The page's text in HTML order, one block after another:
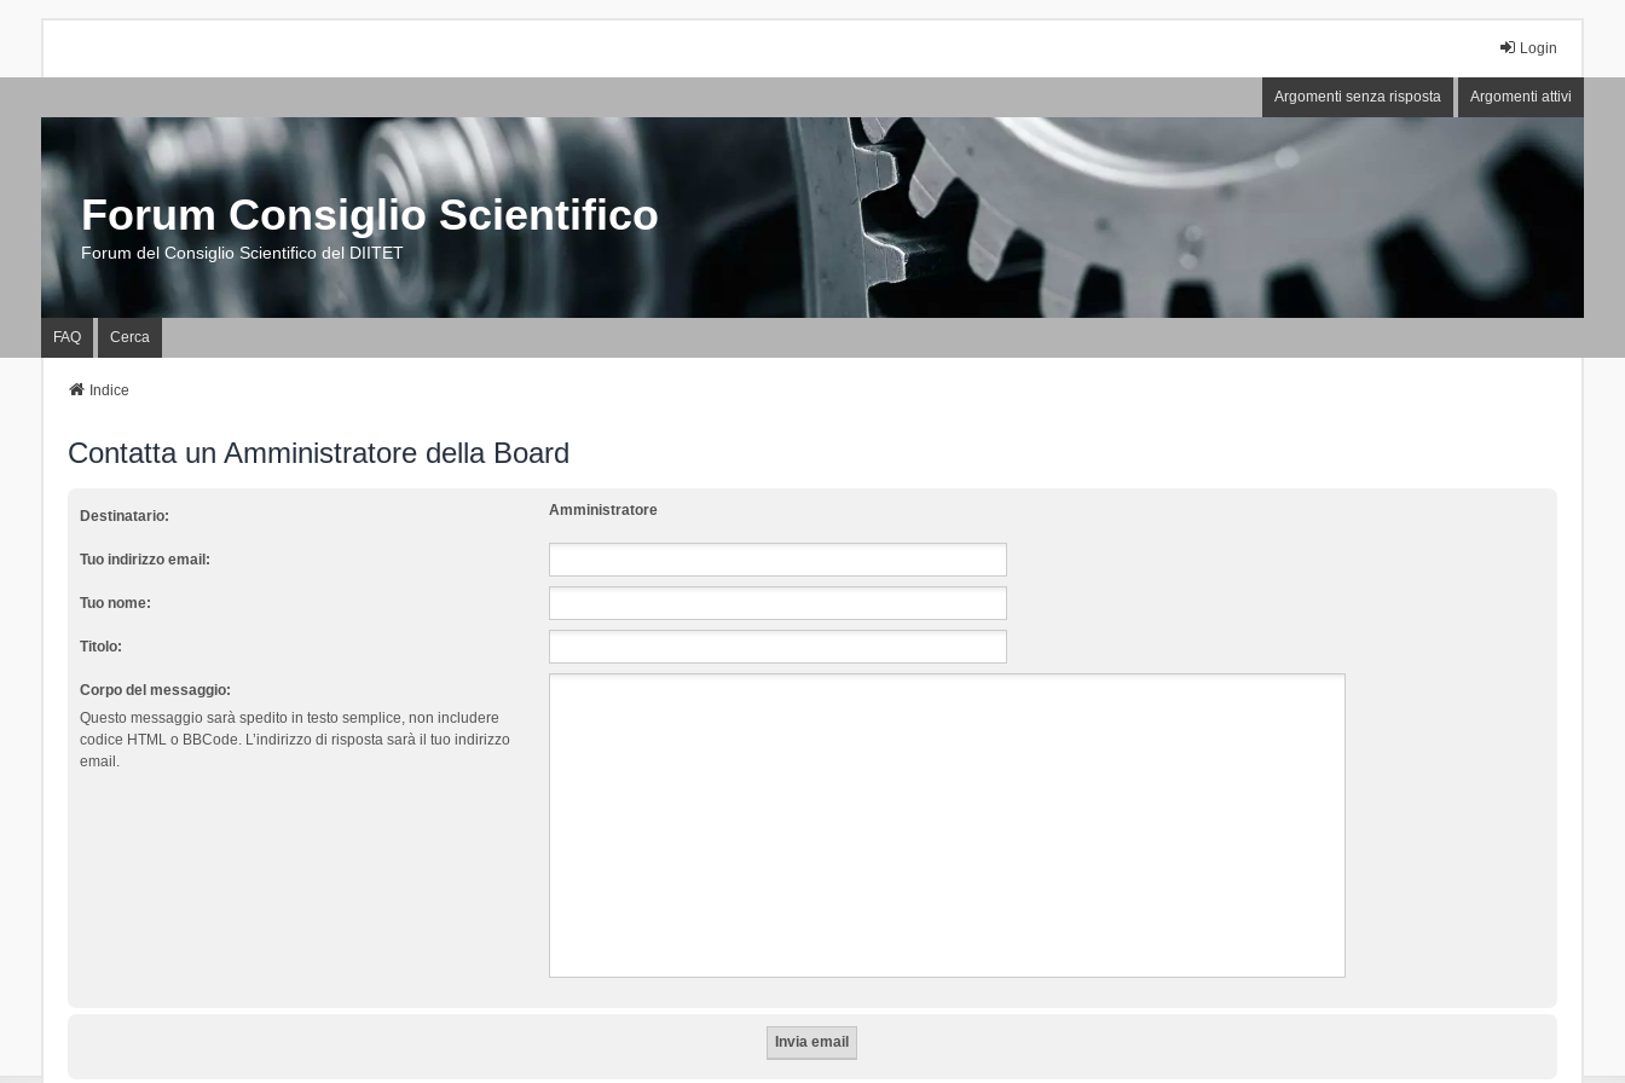
Login
Argomenti senza risposta Argomenti attivi
Forum Consiglio Scientifico
Forum del Consiglio Scientifico del DIITET
FAQ Cerca
Indice
Contatta un Amministratore della Board
Destinatario: Amministratore
Tuo indirizzo email:
Tuo nome:
Titolo:
Corpo del messaggio:
Questo messaggio sarà spedito in testo semplice, non includere
codice HTML o BBCode. L’indirizzo di risposta sarà il tuo indirizzo
email.